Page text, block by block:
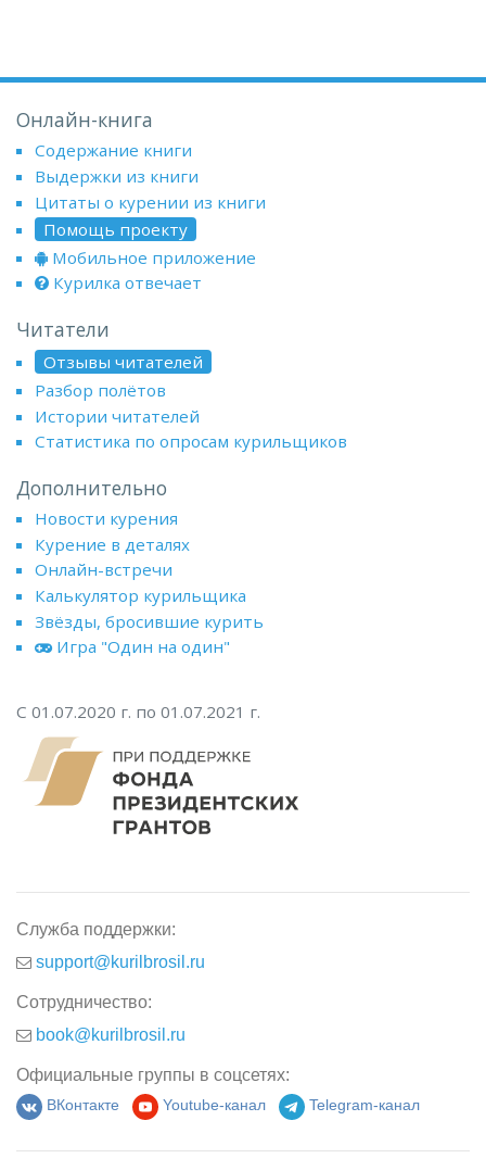
Онлайн-книга
Содержание книги
Выдержки из книги
Цитаты о курении из книги
Помощь проекту
Мобильное приложение
Курилка отвечает
Читатели
Отзывы читателей
Разбор полётов
Истории читателей
Статистика по опросам курильщиков
Дополнительно
Новости курения
Курение в деталях
Онлайн-встречи
Калькулятор курильщика
Звёзды, бросившие курить
Игра "Один на один"
С 01.07.2020 г. по 01.07.2021 г.
Служба поддержки:
support@kurilbrosil.ru
Сотрудничество:
book@kurilbrosil.ru
Официальные группы в соцсетях:
ВКонтакте Youtube-канал Telegram-канал